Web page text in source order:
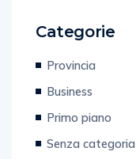
Categorie
Provincia
Business
Primo piano
Senza categoria